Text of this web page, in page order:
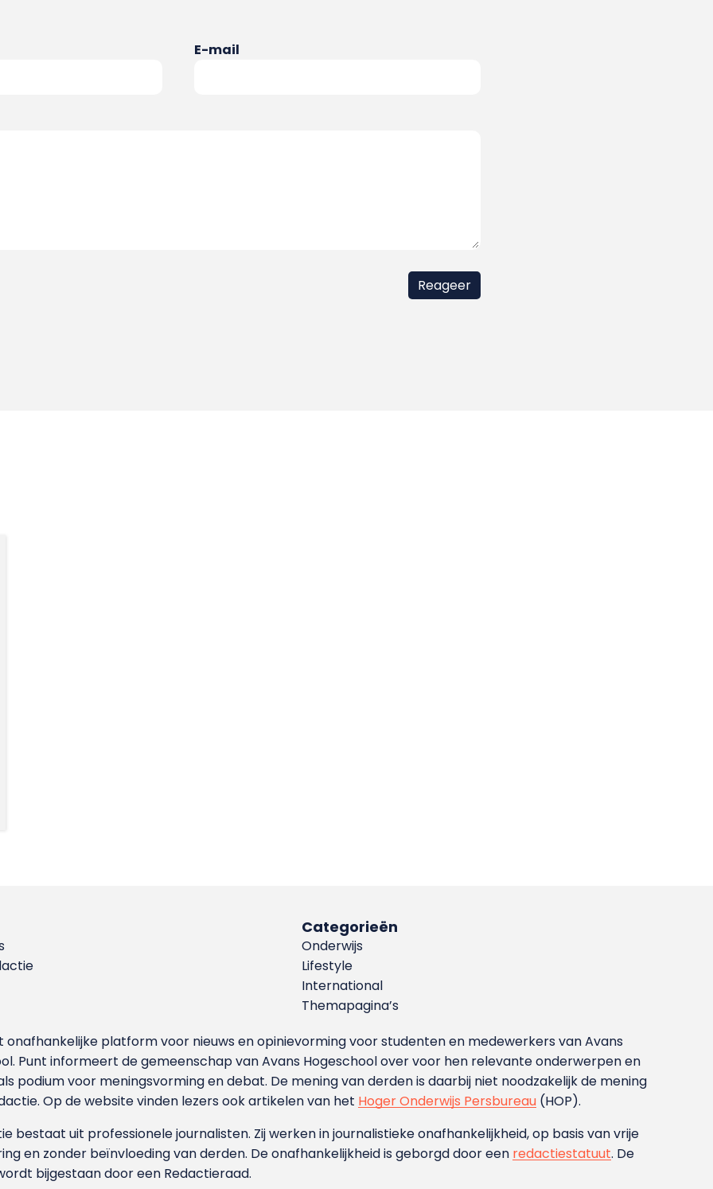
E-mail
Categorieën
Onderwijs
Lifestyle
International
Themapagina’s
onafhankelijke platform voor nieuws en opinievorming voor studenten en medewerkers van Avans
Punt informeert de gemeenschap van Avans Hogeschool over voor hen relevante onderwerpen en
podium voor meningsvorming en debat. De mening van derden is daarbij niet noodzakelijk de mening
Op de website vinden lezers ook artikelen van het Hoger Onderwijs Persbureau (HOP).
bestaat uit professionele journalisten. Zij werken in journalistieke onafhankelijkheid, op basis van vrije
en zonder beïnvloeding van derden. De onafhankelijkheid is geborgd door een redactiestatuut. De
bijgestaan door een Redactieraad.